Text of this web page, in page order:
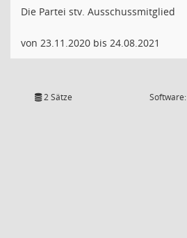
Die Partei stv. Ausschussmitglied
von 23.11.2020 bis 24.08.2021
2 Sätze Software: